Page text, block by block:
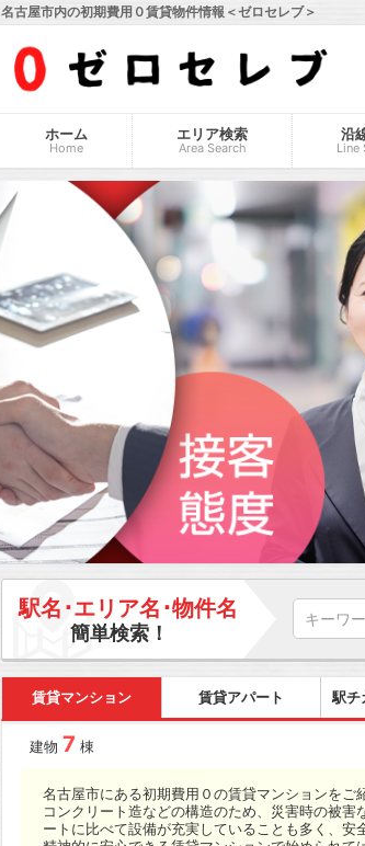
名古屋市内の初期費用０賃貸物件情報＜ゼロセレブ＞
ホーム
Home
エリア検索
Area Search
沿
Line
駅名･エリア名･物件名
簡単検索！
賃貸マンション 賃貸アパート 駅チ
建物 7 棟
名古屋市にある初期費用０の賃貸マンションを
コンクリート造などの構造のため、災害時の被
ートに比べて設備が充実していることも多く、安